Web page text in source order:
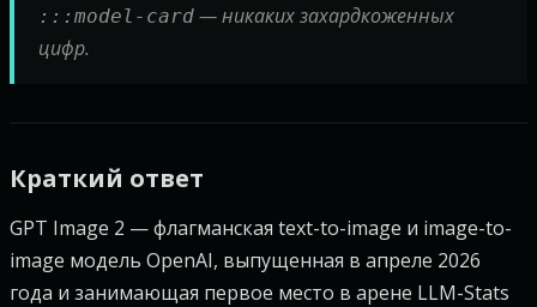
:::model-card — никаких захардкоженных
цифр.
Краткий ответ
GPT Image 2 — флагманская text-to-image и image-to-
image модель OpenAI, выпущенная в апреле 2026
года и занимающая первое место в арене LLM-Stats